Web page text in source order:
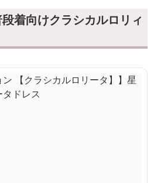
着向けクラシカルロリィ